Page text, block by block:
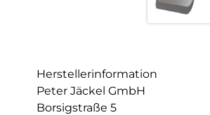
Herstellerinformation
Peter Jäckel GmbH
Borsigstraße 5